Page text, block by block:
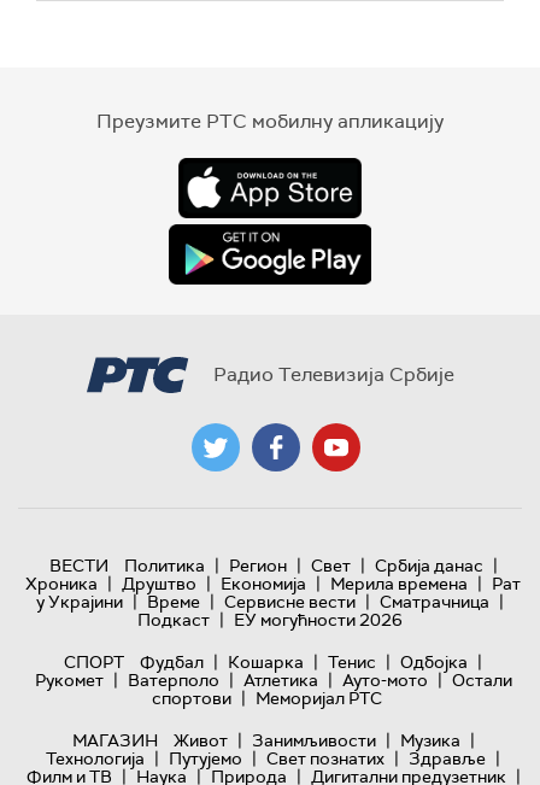
Преузмите РТС мобилну апликацију
Радио Телевизија Србије
ВЕСТИ Политика | Регион | Свет | Србија данас |
Хроника | Друштво | Економија | Мерила времена | Рат
у Украјини | Време | Сервисне вести | Сматрачница |
Подкаст | ЕУ могућности 2026
СПОРТ
Фудбал | Кошарка | Тенис | Одбојка |
Рукомет | Ватерполо | Атлетика | Ауто-мото | Остали
спортови | Меморијал РТС
МАГАЗИН
Живот | Занимљивости | Музика |
Технологијa | Путујемо | Свет познатих | Здравље |
Филм и ТВ | Наука | Природа | Дигитални предузетник |